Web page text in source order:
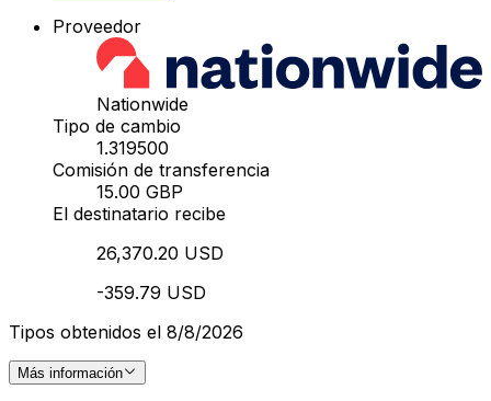
Proveedor
Nationwide
Tipo de cambio
1.319500
Comisión de transferencia
15.00 GBP
El destinatario recibe
26,370.20 USD
-359.79 USD
Tipos obtenidos el 8/8/2026
Más información